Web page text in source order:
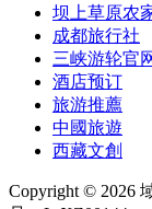
坝上草原农
成都旅行社
三峡游轮官
酒店预订
旅游推薦
中國旅遊
西藏文創
Copyright © 2026